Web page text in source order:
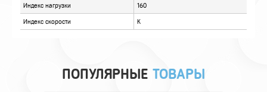
ПОПУЛЯРНЫЕ ТОВАРЫ